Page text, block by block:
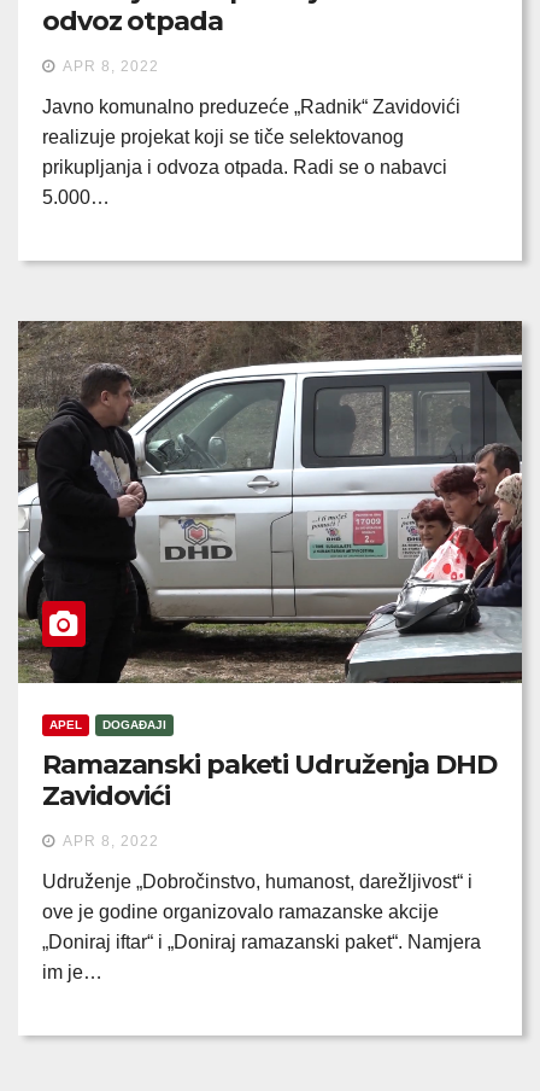
odvoz otpada
APR 8, 2022
Javno komunalno preduzeće „Radnik“ Zavidovići
realizuje projekat koji se tiče selektovanog
prikupljanja i odvoza otpada. Radi se o nabavci
5.000…
APEL DOGAĐAJI
Ramazanski paketi Udruženja DHD
Zavidovići
APR 8, 2022
Udruženje „Dobročinstvo, humanost, darežljivost“ i
ove je godine organizovalo ramazanske akcije
„Doniraj iftar“ i „Doniraj ramazanski paket“. Namjera
im je…